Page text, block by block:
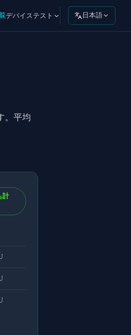
デバイステスト 日本語
。平均
計